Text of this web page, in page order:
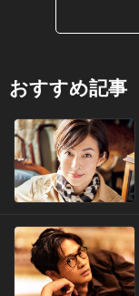
おすすめ記事